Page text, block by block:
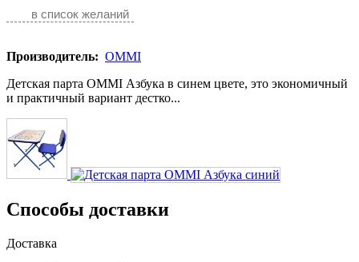
в список желаний
Производитель: OMMI
Детская парта OMMI Азбука в синем цвете, это экономичный
и практичный вариант дестко...
Способы доставки
Доставка